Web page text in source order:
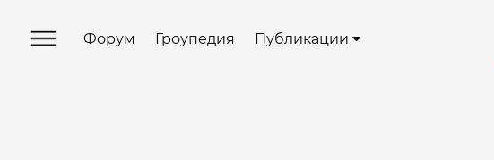
Форум Гроупедия Публикации